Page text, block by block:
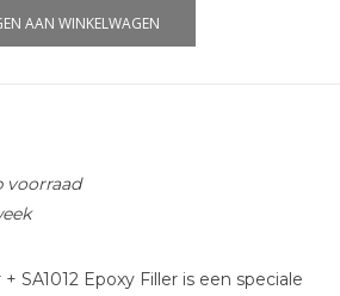
AAN WINKELWAGEN
voorraad
SA1012 Epoxy Filler is een speciale